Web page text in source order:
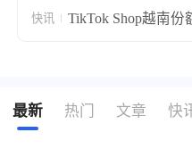
覆盖选品发布全链
快讯
TikTok Shop越南
最新 热门 文章 快